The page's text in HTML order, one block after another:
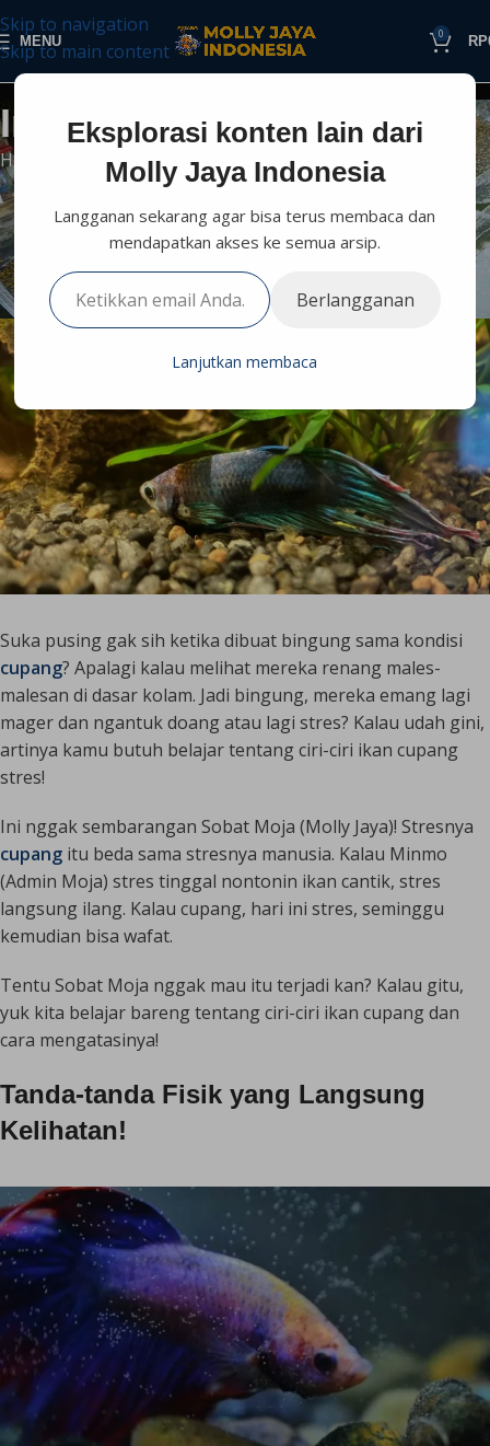
Skip to navigation
Skip to main content
MENU 0 RP
Informasi Perikanan
Home Budidaya Penyakit Ikan
PENYAKIT IKAN
5 Ciri-ciri Ikan Cupang Stres,
Kenali Sebelum Terlambat
Molly JayaOn Oktober 29, 2025 0
Suka pusing gak sih ketika dibuat bingung sama kondisi
cupang? Apalagi kalau melihat mereka renang males-
malesan di dasar kolam. Jadi bingung, mereka emang lagi
mager dan ngantuk doang atau lagi stres? Kalau udah gini,
artinya kamu butuh belajar tentang ciri-ciri ikan cupang
stres!
Ini nggak sembarangan Sobat Moja (Molly Jaya)! Stresnya
cupang itu beda sama stresnya manusia. Kalau Minmo
(Admin Moja) stres tinggal nontonin ikan cantik, stres
langsung ilang. Kalau cupang, hari ini stres, seminggu
kemudian bisa wafat.
Tentu Sobat Moja nggak mau itu terjadi kan? Kalau gitu,
yuk kita belajar bareng tentang ciri-ciri ikan cupang dan
cara mengatasinya!
Tanda-tanda Fisik yang Langsung
Kelihatan!
Eksplorasi konten lain dari
Molly Jaya Indonesia
Langganan sekarang agar bisa terus membaca dan
mendapatkan akses ke semua arsip.
Berlangganan
Lanjutkan membaca